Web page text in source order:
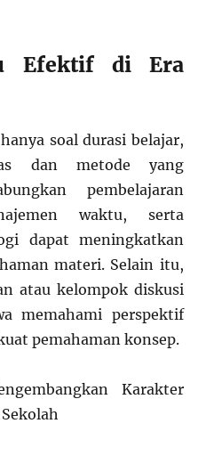
Efektif di Era
soal durasi belajar,
dan metode yang
pembelajaran
waktu, serta
dapat meningkatkan
materi. Selain itu,
atau kelompok diskusi
memahami perspektif
pemahaman konsep.
Karakter